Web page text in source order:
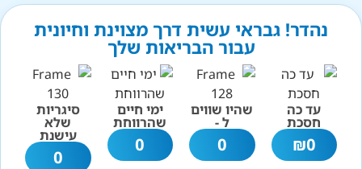
נהדר! גבראי עשית דרך מצוינת וחיונית
עבור הבריאות שלך
עד כה
חסכת
0
₪
שהיו שווים
ל -
0
ימי חיים
שהרווחת
0
סיגריות
שלא
עישנת
0